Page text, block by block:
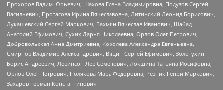
Прохоров Вадим Юрьевич, Шахова Елена Владимировна, Подузов Сергей
Васильевич, Протасова Ирина Вячеславовна, Литинский Леонид Борисович,
Лукашевский Сергей Маркович, Бахмин Вячеслав Иванович, Шабад
Анатолий Ефимович, Сухих Дарья Николаевна, Орлов Олег Петрович,
Добровольская Анна Дмитриевна, Королева Александра Евгеньевна,
Смирнов Владимир Александрович, Вицин Сергей Ефимович, Золотухин
Борис Андреевич, Левинсон Лев Семенович, Локшина Татьяна Иосифовна,
Орлов Олег Петрович, Полякова Мара Федоровна, Резник Генри Маркович,
Захаров Герман Константинович